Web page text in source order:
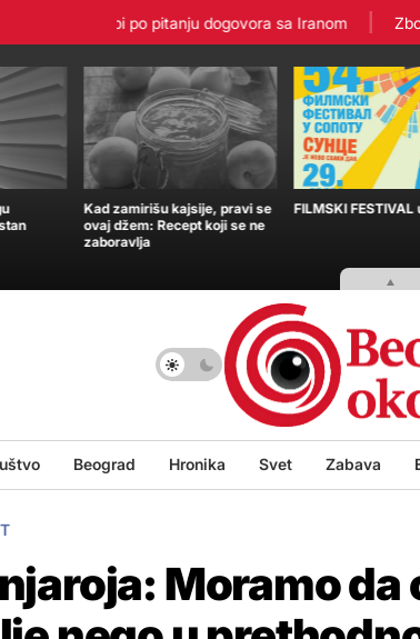
Nisam u žurbi po pitanju dogovora sa Iranom
Kad zamirišu kajsije, pravi se
ovaj džem: Recept koji se ne
zaboravlja
FILMSKI FESTIVAL
Beograd Hronika Svet Zabava
Moramo